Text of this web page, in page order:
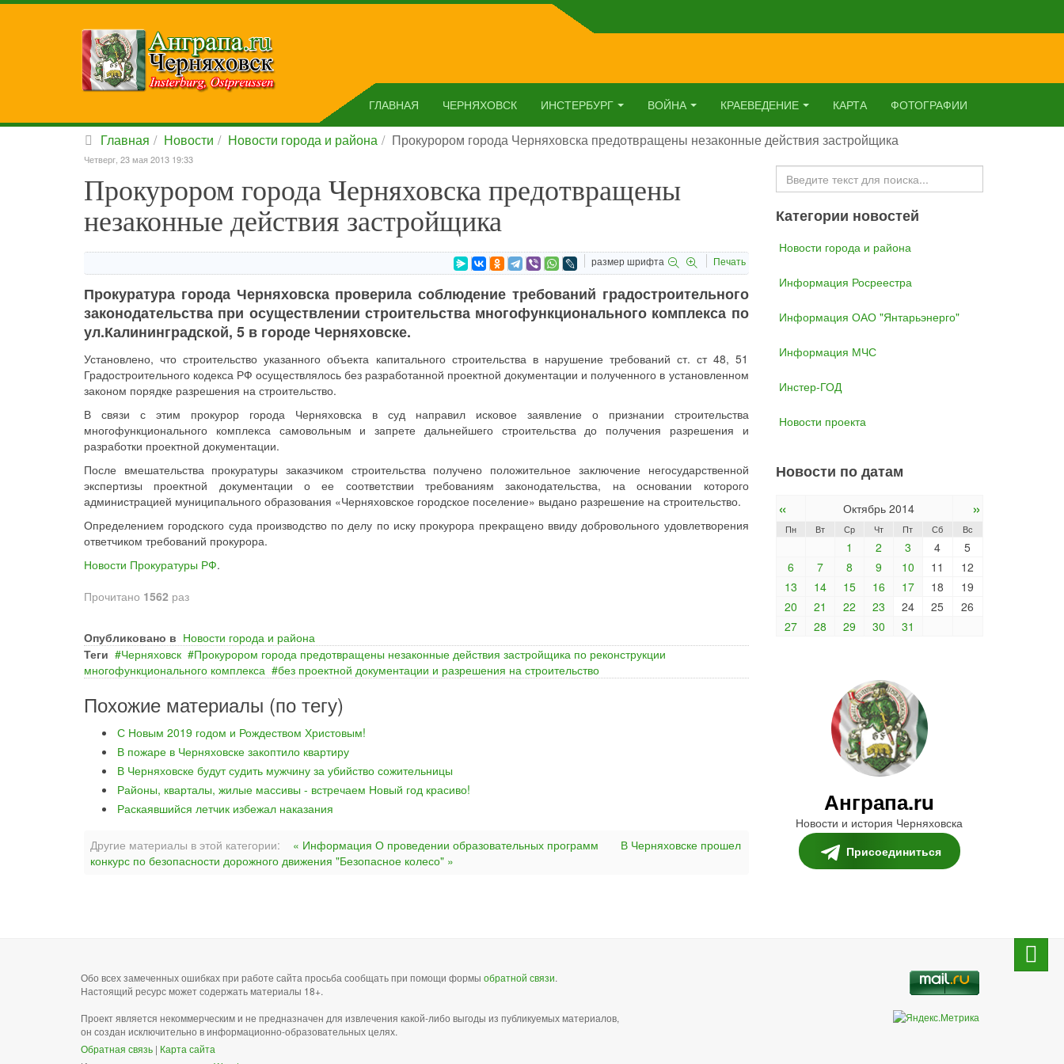
ГЛАВНАЯ ЧЕРНЯХОВСК ИНСТЕРБУРГ ВОЙНА КРАЕВЕДЕНИЕ КАРТА ФОТОГРАФИИ
Главная Новости Новости города и района Прокурором города Черняховска предотвращены незаконные действия застройщика
Четверг, 23 мая 2013 19:33
Прокурором города Черняховска предотвращены
незаконные действия застройщика
размер шрифта Печать
Прокуратура города Черняховска проверила соблюдение требований градостроительного
законодательства при осуществлении строительства многофункционального комплекса по
ул.Калининградской, 5 в городе Черняховске.
Установлено, что строительство указанного объекта капитального строительства в нарушение требований ст. ст 48, 51
Градостроительного кодекса РФ осуществлялось без разработанной проектной документации и полученного в установленном
законом порядке разрешения на строительство.
В связи с этим прокурор города Черняховска в суд направил исковое заявление о признании строительства
многофункционального комплекса самовольным и запрете дальнейшего строительства до получения разрешения и
разработки проектной документации.
После вмешательства прокуратуры заказчиком строительства получено положительное заключение негосударственной
экспертизы проектной документации о ее соответствии требованиям законодательства, на основании которого
администрацией муниципального образования «Черняховское городское поселение» выдано разрешение на строительство.
Определением городского суда производство по делу по иску прокурора прекращено ввиду добровольного удовлетворения
ответчиком требований прокурора.
Новости Прокуратуры РФ.
Прочитано 1562 раз
Опубликовано в Новости города и района
Теги
Черняховск
Прокурором города предотвращены незаконные действия застройщика по реконструкции
многофункционального комплекса
без проектной документации и разрешения на строительство
Похожие материалы (по тегу)
С Новым 2019 годом и Рождеством Христовым!
В пожаре в Черняховске закоптило квартиру
В Черняховске будут судить мужчину за убийство сожительницы
Районы, кварталы, жилые массивы - встречаем Новый год красиво!
Раскаявшийся летчик избежал наказания
Другие материалы в этой категории: « Информация О проведении образовательных программ
В Черняховске прошел
конкурс по безопасности дорожного движения "Безопасное колесо" »
Искать...
Категории новостей
Новости города и района
Информация Росреестра
Информация ОАО "Янтарьэнерго"
Информация МЧС
Инстер-ГОД
Новости проекта
Новости по датам
« Октябрь 2014 »
Пн Вт Ср Чт Пт Сб Вс
1 2 3 4
5
6
7 8 9 10 11
12
13
14 15 16 17 18
19
20
21 22 23 24 25
26
27
28 29 30 31
Анграпа.ru
Новости и история Черняховска
Присоединиться
Обо всех замеченных ошибках при работе сайта просьба сообщать при помощи формы обратной связи.
Настоящий ресурс может содержать материалы 18+.
Проект является некоммерческим и не предназначен для извлечения какой-либо выгоды из публикуемых материалов,
он создан исключительно в информационно-образовательных целях.
Обратная связь | Карта сайта